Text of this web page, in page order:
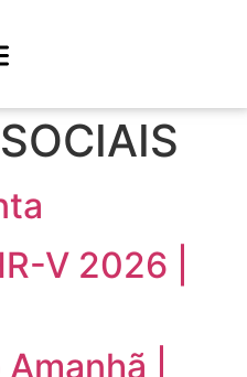
V 2026 |
|